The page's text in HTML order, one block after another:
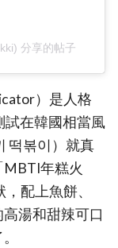
分享的帖子
）是人格
試在韓國相當風
떡볶이）就真
MBTI年糕火
配上魚餅、
湯和甜辣可口